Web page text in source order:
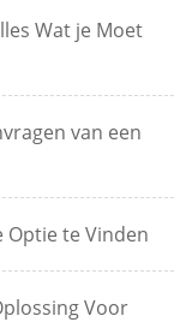
Wat je Moet
van een
Optie te Vinden
Voor